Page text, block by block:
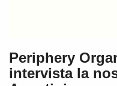
Periphery
intervista la